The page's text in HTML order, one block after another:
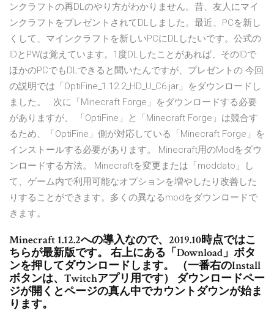
ンクラフトの再DLのやり方がわかりません。昔、友人にマイ
ンクラフトをプレゼントされてDLしました。最近、PCを新し
くして、マインクラフトを新しいPCにDLしたいです。公式の
IDとPWは覚えています。1度DLしたことがあれば、そのIDで
ほかのPCでもDLできると聞いたんですが、プレゼントの 今回
の説明では「OptiFine_1.12.2_HD_U_C6.jar」をダウンロードし
ました。 . 次に「Minecraft Forge」をダウンロードする必要
がありますが、 「OptiFine」と「Minecraft Forge」は競合す
るため、「OptiFine」側が対応している「Minecraft Forge」を
インストールする必要があります。 Minecraft用のModをダウ
ンロードする方法。 Minecraftを変更または「moddato」し
て、ゲーム内で利用可能なオプションを増やしたり改善した
りすることができます。多くの異なるmodをダウンロードで
きます。
Minecraft 1.12.2への導入なので、2019.10時点ではこ
ちらが最新版です。 右上にある「Download」ボタ
ンを押してダウンロードします。 （一番右のInstall
ボタンは、Twitchアプリ用です） ダウンロードペー
ジが開くとページの真ん中でカウントダウンが始ま
ります。